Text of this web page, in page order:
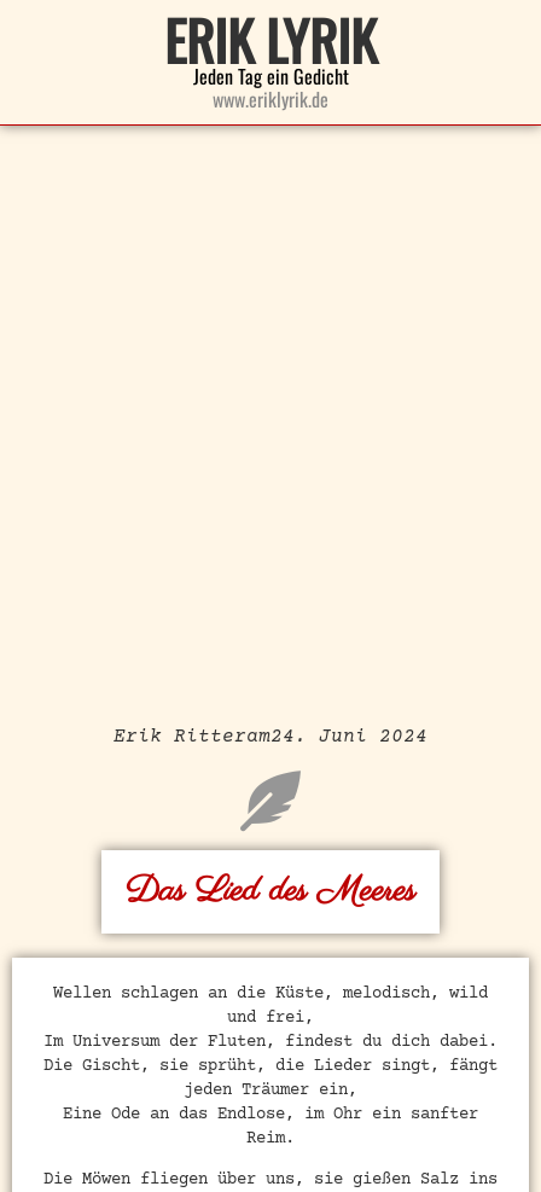
ERIK LYRIK
Jeden Tag ein Gedicht
www.eriklyrik.de
Erik Ritteram24. Juni 2024
Das Lied des Meeres
Wellen schlagen an die Küste, melodisch, wild
und frei,
Im Universum der Fluten, findest du dich dabei.
Die Gischt, sie sprüht, die Lieder singt, fängt
jeden Träumer ein,
Eine Ode an das Endlose, im Ohr ein sanfter
Reim.
Die Möwen fliegen über uns, sie gießen Salz ins